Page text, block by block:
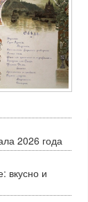
2026 года
вкусно и